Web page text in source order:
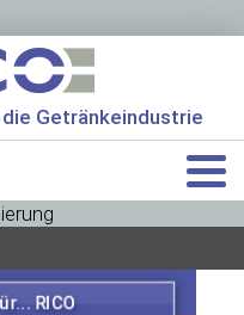
Getränkeindustrie
+49 7961 56499 0
info[at]rico-maschinenbau.de
RICO